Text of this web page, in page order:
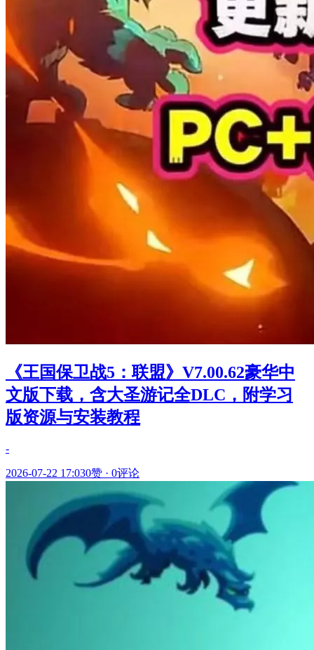
《王国保卫战5：联盟》V7.00.62豪华中
文版下载，含大圣游记全DLC，附学习
版资源与安装教程
-
2026-07-22 17:030赞 · 0评论